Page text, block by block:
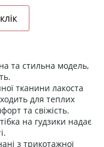
та стильна модель,
тканини лакоста
для теплих
та свіжість.
на гудзики надає
з трикотажної